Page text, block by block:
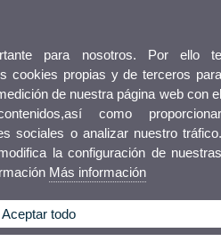
para nosotros. Por ello
cookies propias y de terceros
de nuestra página web con
como
sociales o analizar nuestro
la configuración de
Más información
Aceptar todo